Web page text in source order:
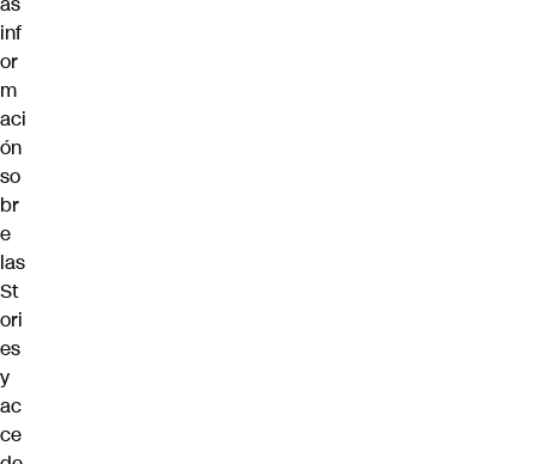
inf
or
m
aci
ón
so
br
e
las
St
ori
es
y
ac
ce